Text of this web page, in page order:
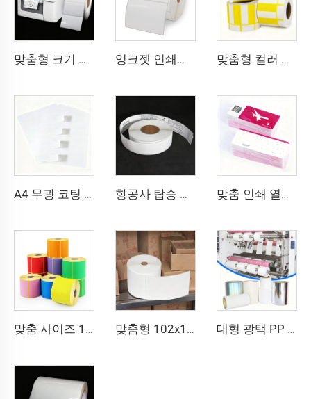
맞춤형 크기 연속 무광 고광택 합성 접착 잉크젯 라벨 롤 102mm 216mm 잉크젯 스티커 잉크젯 인쇄용 BOPP 필름 흰색 BOPP 라벨 PP 스티커 합성지 냉동실용 라벨 스티커 맞춤형 컬러 바코드 가격표 열전사 라벨 슈퍼마켓용 열 상단 카드보드 용지
A4 무광 코팅 미색 라벨 바코드 스티커 라벨 8.5x11인치 A4 시트 레이저 프린터 및 잉크젯 프린터용 항공사 탑승 수하물 라벨 스티커 태그 열전사 합성지 직접 열전사 BOPP 필름 수하물 라벨 맞춤 인쇄 열전사 골판지 항공권 항공티켓 탑승권 종이 항공권
맞춤 사이즈 102x150 102x152 인쇄 라벨 열전사 운송장 스티커 접착 라벨 4x6인치 배송용 열전사 컬러 라벨 맞춤형 102x152 열전사 라벨 반광택 종이 전사 접착 운송장 라벨 4x6 인치 배송용 열전사 라벨 스티커 대형 광택 PP PET PE 라벨 소재 대형 필름 자가접착지 폴리에틸렌 스티커 원단 합성 라벨 대형 롤